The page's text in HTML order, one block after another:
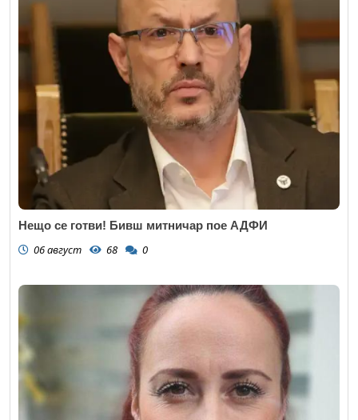
Нещо се готви! Бивш митничар пое АДФИ
06 август 68 0